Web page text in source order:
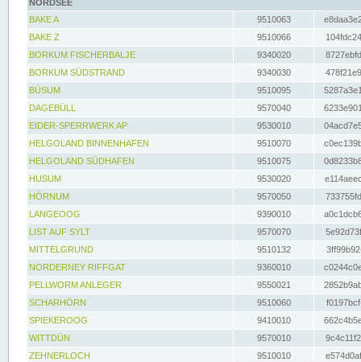
NORDSEE
BAKE A
9510063
BAKE Z
9510066
BORKUM FISCHERBALJE
9340020
BORKUM SÜDSTRAND
9340030
BÜSUM
9510095
DAGEBÜLL
9570040
EIDER-SPERRWERK AP
9530010
HELGOLAND BINNENHAFEN
9510070
HELGOLAND SÜDHAFEN
9510075
HUSUM
9530020
HÖRNUM
9570050
LANGEOOG
9390010
LIST AUF SYLT
9570070
MITTELGRUND
9510132
NORDERNEY RIFFGAT
9360010
PELLWORM ANLEGER
9550021
SCHARHÖRN
9510060
SPIEKEROOG
9410010
WITTDÜN
9570010
ZEHNERLOCH
9510010